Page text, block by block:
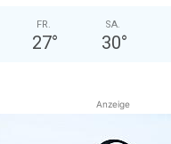
FR.
27°
SA.
30°
Anzeige